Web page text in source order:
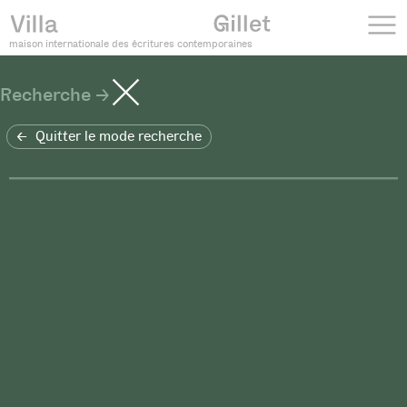
maison internationale des écritures contemporaines
Recherche
Quitter le mode recherche